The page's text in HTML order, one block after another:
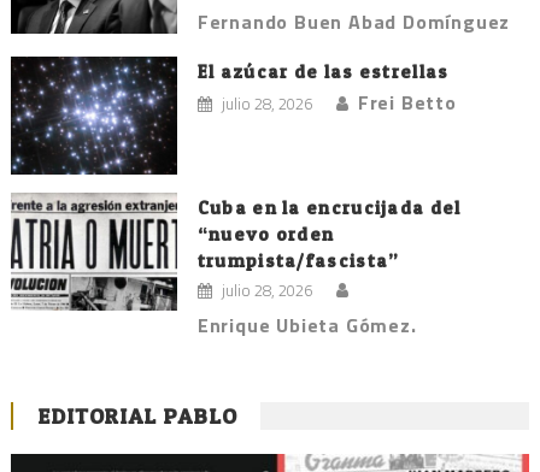
Fernando Buen Abad Domínguez
El azúcar de las estrellas
julio 28, 2026 Frei Betto
Cuba en la encrucijada del
“nuevo orden
trumpista/fascista”
julio 28, 2026
Enrique Ubieta Gómez.
EDITORIAL PABLO